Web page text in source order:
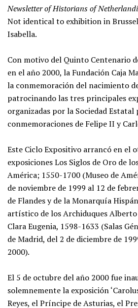
Newsletter of Historians of
Not identical to exhibition in
Isabella.
Con motivo del Quinto Centenario
en el año 2000, la Fundación Caja
la conmemoración del nacimiento
patrocinando las tres principales
organizadas por la Sociedad Estatal
conmemoraciones de Felipe II y
Este Ciclo Expositivo arrancó en el
exposiciones Los Siglos de Oro de
América; 1550-1700 (Museo de
de noviembre de 1999 al 12 de
de Flandes y de la Monarquía
artístico de los Archiduques
Clara Eugenia, 1598-1633 (Salas
de Madrid, del 2 de diciembre de
2000).
El 5 de octubre del año 2000 fue
solemnemente la exposición
Reyes, el Príncipe de Asturias, el